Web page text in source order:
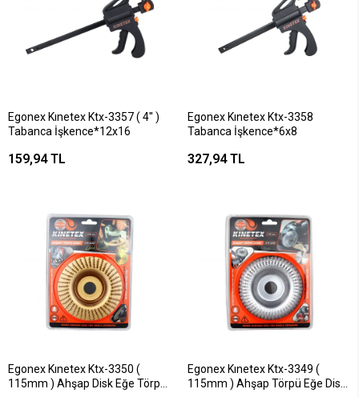
Egonex Kınetex Ktx-3357 ( 4'' )
Tabanca İşkence*12x16
159,94 TL
Egonex Kınetex Ktx-3358
Tabanca İşkence*6x8
327,94 TL
Egonex Kınetex Ktx-3350 (
115mm ) Ahşap Disk Eğe Törpü
Egonex Kınetex Ktx-3349 (
115mm ) Ahşap Törpü Eğe Disk